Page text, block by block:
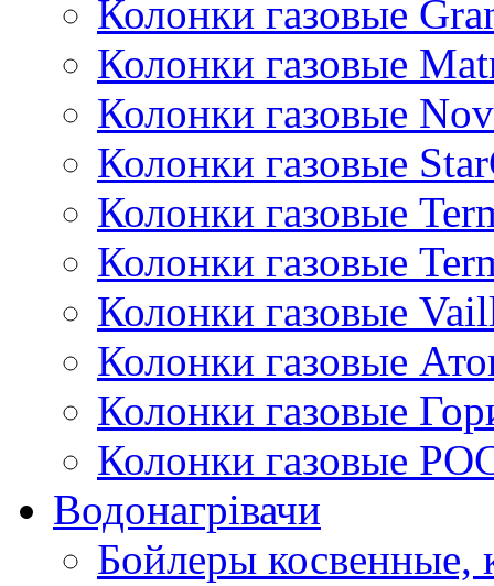
Колонки газовые
Колонки газовые
Колонки газовые
Колонки газовые
Колонки газовые
Колонки газовые
Колонки газовые
Колонки газовые
Колонки газовые
Колонки газовые
Водонагрівачи
Бойлеры косвенные,